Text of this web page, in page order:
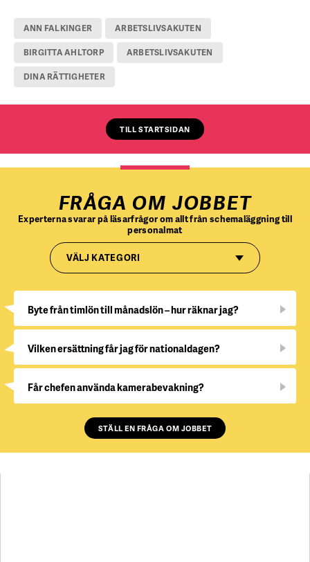
ANN FALKINGER ARBETSLIVSAKUTEN
BIRGITTA AHLTORP ARBETSLIVSAKUTEN
DINA RÄTTIGHETER
TILL STARTSIDAN
FRÅGA OM JOBBET
Experterna svarar på läsarfrågor om allt från schemaläggning till
personalmat
VÄLJ KATEGORI
Byte från timlön till månadslön – hur räknar jag?
Vilken ersättning får jag för nationaldagen?
Får chefen använda kamerabevakning?
STÄLL EN FRÅGA OM JOBBET